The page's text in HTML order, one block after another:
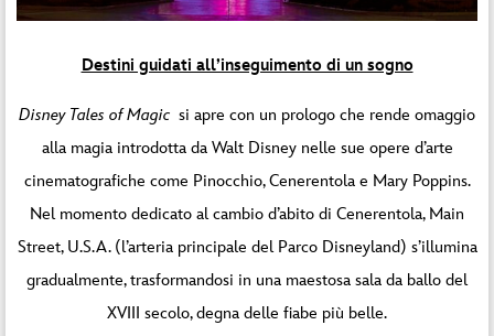
Destini guidati all’inseguimento di un sogno
Disney Tales of Magic si apre con un prologo che rende omaggio
alla magia introdotta da Walt Disney nelle sue opere d’arte
cinematografiche come Pinocchio, Cenerentola e Mary Poppins.
Nel momento dedicato al cambio d’abito di Cenerentola, Main
Street, U.S.A. (l’arteria principale del Parco Disneyland) s’illumina
gradualmente, trasformandosi in una maestosa sala da ballo del
XVIII secolo, degna delle fiabe più belle.